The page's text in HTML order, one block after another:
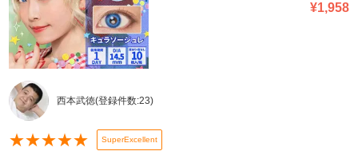
¥1,958
西本武徳(登録件数:23)
★★★★★ SuperExcellent